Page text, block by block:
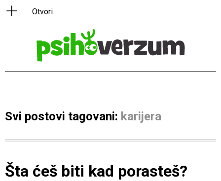
Svi postovi tagovani: karijera
Šta ćeš biti kad porasteš?